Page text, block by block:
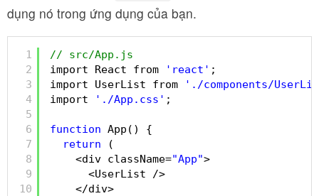
dụng nó trong ứng dụng của bạn.
1
2
3
4
5
6
7
8
9
10
// src/App.js
import React from
'react' ;
import UserList from
'./components/
import
'./App.css' ;
function App() {
return
(
<div className="App">
<UserList />
</div>